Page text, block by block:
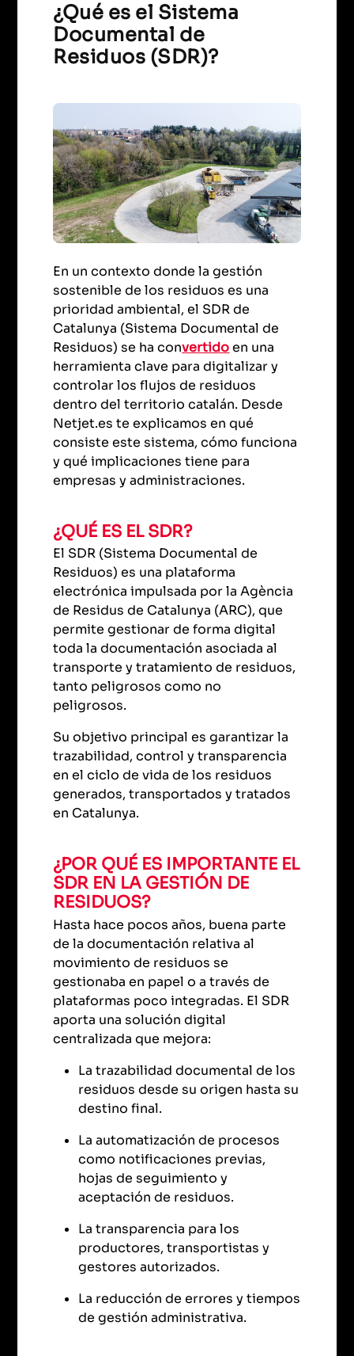
¿Qué es el Sistema
Documental de
Residuos (SDR)?
En un contexto donde la gestión
sostenible de los residuos es una
prioridad ambiental, el SDR de
Catalunya (Sistema Documental de
Residuos) se ha convertidoen una
herramienta clave para digitalizar y
controlar los flujos de residuos
dentro del territorio catalán. Desde
Netjet.es te explicamos en qué
consiste este sistema, cómo funciona
y qué implicaciones tiene para
empresas y administraciones.
¿QUÉ ES EL SDR?
El SDR (Sistema Documental de
Residuos) es una plataforma
electrónica impulsada por la Agència
de Residus de Catalunya (ARC), que
permite gestionar de forma digital
toda la documentación asociada al
transporte y tratamiento de residuos,
tanto peligrosos como no
peligrosos.
Su objetivo principal es garantizar la
trazabilidad, control y transparencia
en el ciclo de vida de los residuos
generados, transportados y tratados
en Catalunya.
¿POR QUÉ ES IMPORTANTE EL
SDR EN LA GESTIÓN DE
RESIDUOS?
Hasta hace pocos años, buena parte
de la documentación relativa al
movimiento de residuos se
gestionaba en papel o a través de
plataformas poco integradas. El SDR
aporta una solución digital
centralizada que mejora:
La trazabilidad documental de los
residuos desde su origen hasta su
destino final.
La automatización de procesos
como notificaciones previas,
hojas de seguimiento y
aceptación de residuos.
La transparencia para los
productores, transportistas y
gestores autorizados.
La reducción de errores y tiempos
de gestión administrativa.